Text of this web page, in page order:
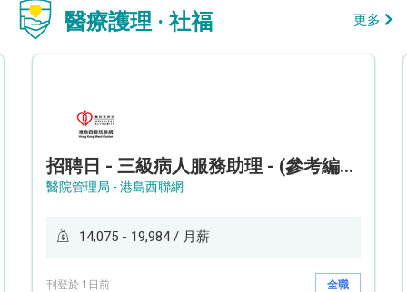
醫療護理 · 社福 更多
招聘日 - 三級病人服務助理 - (參考編號: HKWCS260107)
醫院管理局 - 港島西聯網
14,075 - 19,984 / 月薪
刊登於 1日前 全職